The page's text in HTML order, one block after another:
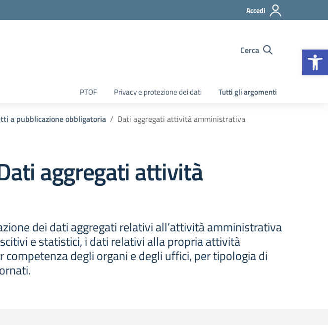
Accedi
Cerca
PTOF Privacy e protezione dei dati Tutti gli argomenti
a pubblicazione obbligatoria Dati aggregati attività amministrativa
aggregati attività
dei dati aggregati relativi all’attività amministrativa
e statistici, i dati relativi alla propria attività
degli organi e degli uffici, per tipologia di